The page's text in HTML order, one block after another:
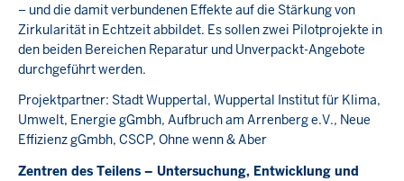
– und die damit verbundenen Effekte auf die Stärkung von
Zirkularität in Echtzeit abbildet. Es sollen zwei Pilotprojekte in
den beiden Bereichen Reparatur und Unverpackt-Angebote
durchgeführt werden.
Projektpartner: Stadt Wuppertal, Wuppertal Institut für Klima,
Umwelt, Energie gGmbh, Aufbruch am Arrenberg e.V., Neue
Effizienz gGmbh, CSCP, Ohne wenn & Aber
Zentren des Teilens – Untersuchung, Entwicklung und